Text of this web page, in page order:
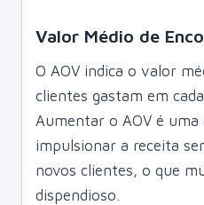
Valor Médio de
O AOV indica o valor
clientes gastam em
Aumentar o AOV é
impulsionar a receita
novos clientes, o que
dispendioso.